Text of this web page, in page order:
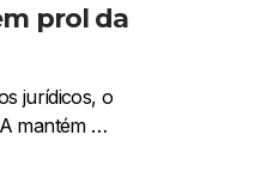
prol da
jurídicos, o
mantém …